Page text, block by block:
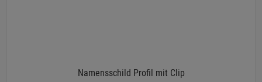
Namensschild Profil mit Clip